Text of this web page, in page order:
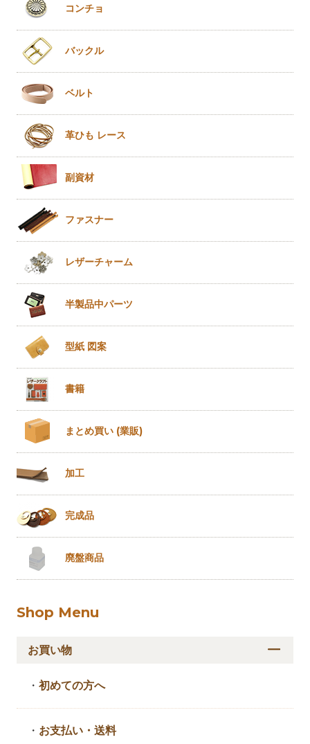
コンチョ
バックル
ベルト
革ひも レース
副資材
ファスナー
レザーチャーム
半製品中パーツ
型紙 図案
書籍
まとめ買い (業販)
加工
完成品
廃盤商品
Shop Menu
お買い物
・初めての方へ
・ お支払い・送料